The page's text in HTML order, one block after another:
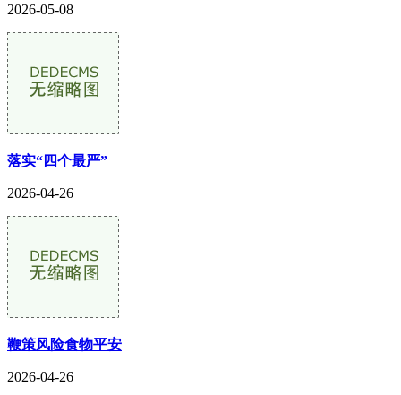
2026-05-08
落实“四个最严”
2026-04-26
鞭策风险食物平安
2026-04-26